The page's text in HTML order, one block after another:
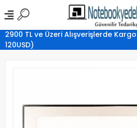
2900 TL ve Üzeri Alışverişlerde
120USD)